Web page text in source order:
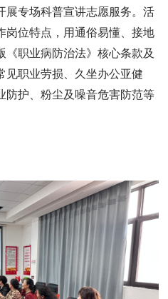
展专场科普宣讲志愿服务。活
岗位特点，用通俗易懂、接地
《职业病防治法》核心条款及
见职业劳损、久坐办公亚健
防护、粉尘及噪音危害防范等